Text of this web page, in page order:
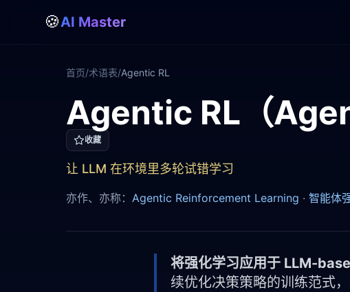
🍪AI Master
首页/术语表/Agentic RL
Agentic RL（
Agentic RL
收藏
让 LLM 在环境里多轮试错学习
亦作、亦称： Agentic Reinforcement Learning · 智能体
将强化学习应用于 LLM-
续优化决策策略的训练范式